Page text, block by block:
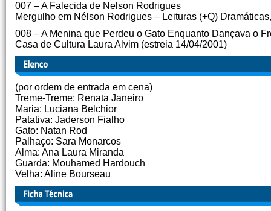
007 – A Falecida de Nelson Rodrigues
Mergulho em Nélson Rodrigues – Leituras (+Q)
008 – A Menina que Perdeu o Gato Enquanto Dançava o
Casa de Cultura Laura Alvim (estreia 14/04/2001)
(por ordem de entrada em cena)
Treme-Treme: Renata Janeiro
Maria: Luciana Belchior
Patativa: Jaderson Fialho
Gato: Natan Rod
Palhaço: Sara Monarcos
Alma: Ana Laura Miranda
Guarda: Mouhamed Hardouch
Velha: Aline Bourseau